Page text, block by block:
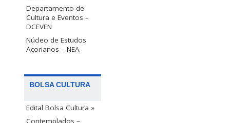
Departamento de
Cultura e Eventos –
DCEVEN
Núcleo de Estudos
Açorianos – NEA
BOLSA CULTURA
Edital Bolsa Cultura »
Contemplados –